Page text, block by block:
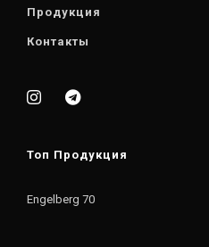
Продукция
Контакты
Топ Продукция
Engelberg 70